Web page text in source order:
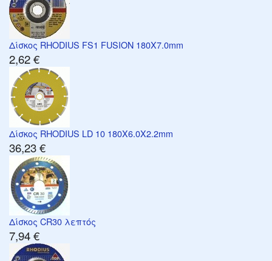
Δίσκος RHODIUS FS1 FUSION 180X7.0mm
2,62 €
Δίσκος RHODIUS LD 10 180X6.0X2.2mm
36,23 €
Δίσκος CR30 λεπτός
7,94 €